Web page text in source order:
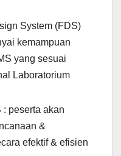
System (FDS)
kemampuan
yang sesuai
Laboratorium
: peserta akan
&
efektif & efisien